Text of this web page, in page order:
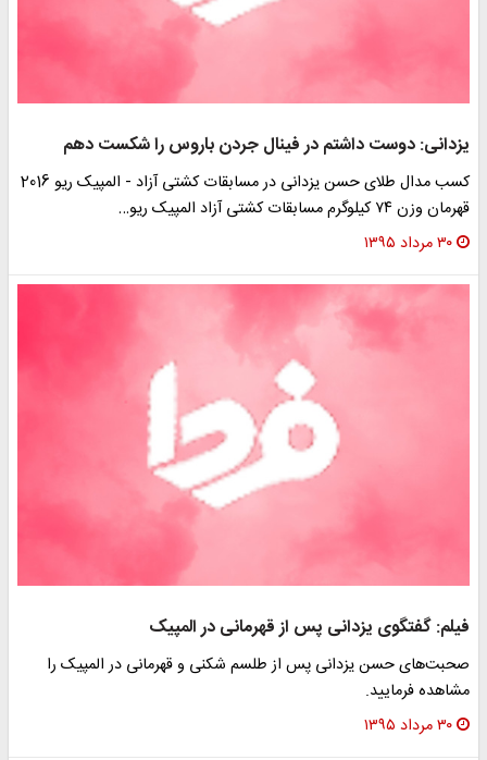
یزدانی: دوست داشتم در فینال جردن باروس را شکست دهم
کسب مدال طلای حسن یزدانی در مسابقات کشتی آزاد - المپیک ریو 2016
قهرمان وزن ۷۴ کیلوگرم مسابقات کشتی آزاد المپیک ریو…
۳۰ مرداد ۱۳۹۵
فیلم: گفتگوی یزدانی پس از قهرمانی‌ در المپیک
صحبت‌های حسن یزدانی پس از طلسم شکنی و قهرمانی در المپیک را
مشاهده فرمایید.
۳۰ مرداد ۱۳۹۵